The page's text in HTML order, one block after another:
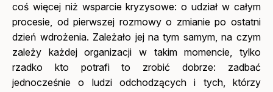
coś więcej niż wsparcie kryzysowe: o udział w całym
procesie, od pierwszej rozmowy o zmianie po ostatni
dzień wdrożenia. Zależało jej na tym samym, na czym
zależy każdej organizacji w takim momencie, tylko
rzadko kto potrafi to zrobić dobrze: zadbać
jednocześnie o ludzi odchodzących i tych, którzy